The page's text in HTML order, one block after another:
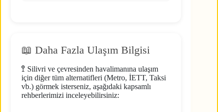
📖 Daha Fazla Ulaşım Bilgisi
🚏 Silivri ve çevresinden havalimanına ulaşım
için diğer tüm alternatifleri (Metro, İETT, Taksi
vb.) görmek isterseniz, aşağıdaki kapsamlı
rehberlerimizi inceleyebilirsiniz: